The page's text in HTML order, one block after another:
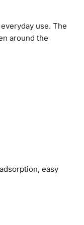
use. The
around the
easy